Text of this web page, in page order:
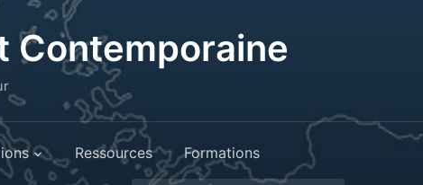
Contemporaine
Ressources Formations